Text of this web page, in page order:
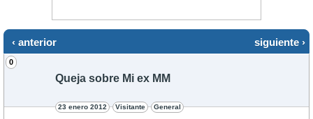
‹ anterior siguiente ›
0
Queja sobre Mi ex MM
23 enero 2012 Visitante General